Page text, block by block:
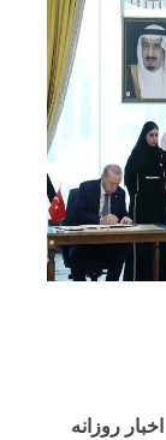
اخبار روزانه